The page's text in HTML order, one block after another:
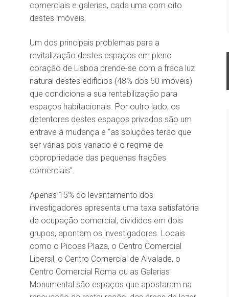
comerciais e galerias, cada uma com oito
destes imóveis.
Um dos principais problemas para a
revitalização destes espaços em pleno
coração de Lisboa prende-se com a fraca luz
natural destes edifícios (48% dos 50 imóveis)
que condiciona a sua rentabilização para
espaços habitacionais. Por outro lado, os
detentores destes espaços privados são um
entrave à mudança e “as soluções terão que
ser várias pois variado é o regime de
copropriedade das pequenas frações
comerciais”.
Apenas 15% do levantamento dos
investigadores apresenta uma taxa satisfatória
de ocupação comercial, divididos em dois
grupos, apontam os investigadores. Locais
como o Picoas Plaza, o Centro Comercial
Libersil, o Centro Comercial de Alvalade, o
Centro Comercial Roma ou as Galerias
Monumental são espaços que apostaram na